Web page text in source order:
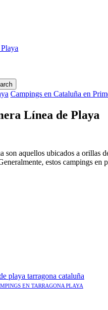
Campings en Cataluña en
Línea de Playa
son aquellos ubicados a orillas
estos campings
EN TARRAGONA PLAYA